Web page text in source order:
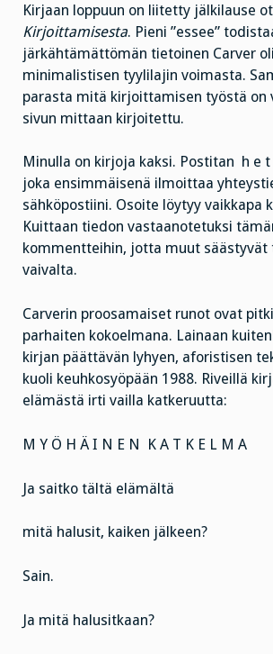
Kirjaan loppuun on liitetty jälkilause
Kirjoittamisesta. Pieni ”essee”
järkähtämättömän tietoinen Carver
minimalistisen tyylilajin voimasta.
parasta mitä kirjoittamisen työstä on
sivun mittaan kirjoitettu.
Minulla on kirjoja kaksi. Postitan h e
joka ensimmäisenä ilmoittaa
sähköpostiini. Osoite löytyy vaikkapa
Kuittaan tiedon vastaanotetuksi
kommentteihin, jotta muut säästyvät
vaivalta.
Carverin proosamaiset runot ovat
parhaiten kokoelmana. Lainaan
kirjan päättävän lyhyen, aforistisen
kuoli keuhkosyöpään 1988. Riveillä
elämästä irti vailla katkeruutta:
M Y Ö H Ä I N E N K A T K E L M A
Ja saitko tältä elämältä
mitä halusit, kaiken jälkeen?
Sain.
Ja mitä halusitkaan?